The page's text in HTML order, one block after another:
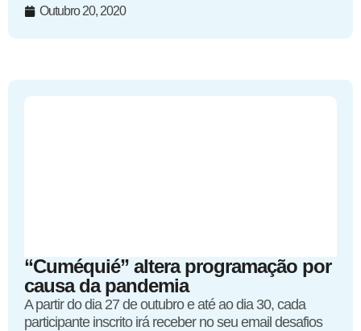
Outubro 20, 2020
“Cuméquié” altera programação por
causa da pandemia
A partir do dia 27 de outubro e até ao dia 30, cada
participante inscrito irá receber no seu email desafios